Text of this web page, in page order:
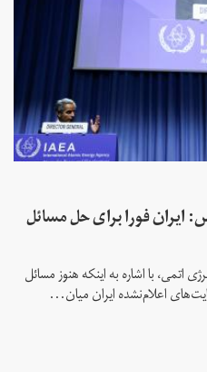
فورا برای حل مسائل
اتمی، با اشاره به اینکه هنوز مسائل
اعلام‌نشده ایران میان...